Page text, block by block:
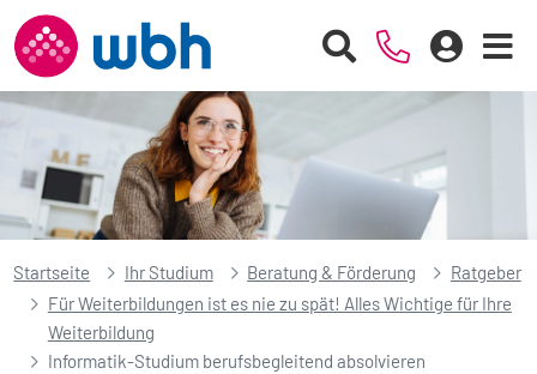
Startseite Ihr Studium Beratung & Förderung
Ratgeber
Für Weiterbildungen ist es nie zu spät! Alles Wichtige für Ihre
Weiterbildung
Informatik-Studium berufsbegleitend absolvieren